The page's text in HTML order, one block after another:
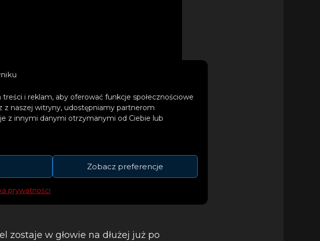
i reklam, aby oferować funkcje społecznościowe
z naszej witryny, udostępniamy partnerom
z innymi danymi otrzymanymi od Ciebie lub
Zobacz preferencje
prywatności
zostaje w głowie na dłużej już po